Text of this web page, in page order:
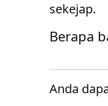
sekejap.
Berapa
Anda